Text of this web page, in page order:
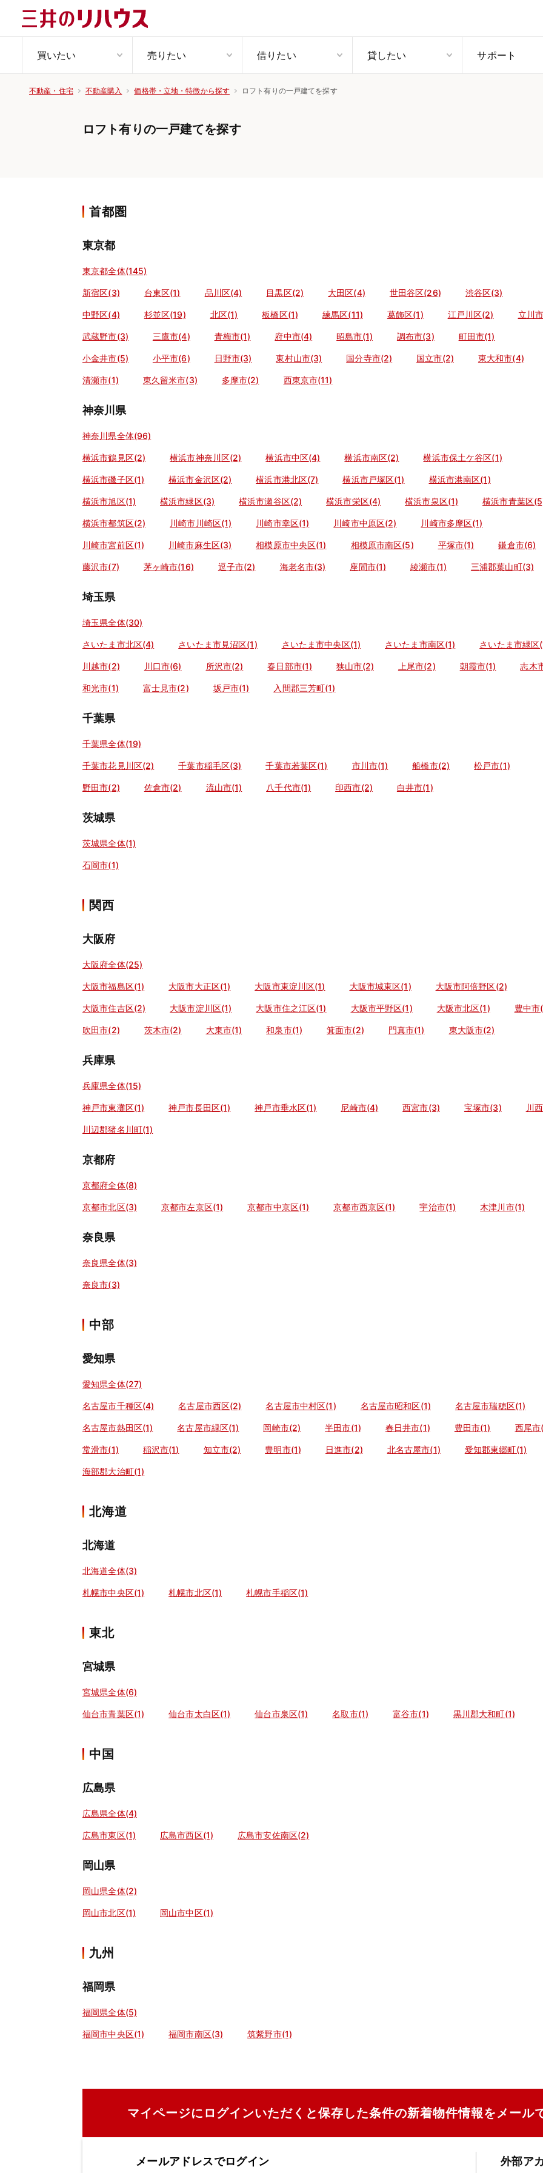
買いたい 売りたい 借りたい 貸したい サポート
不動産・住宅 不動産購入 価格帯・立地・特徴から探す ロフト有りの一戸建てを探す
ロフト有りの一戸建てを探す
首都圏
東京都
東京都全体(145)
新宿区(3) 台東区(1) 品川区(4) 目黒区(2) 大田区(4) 世田谷区(26) 渋谷区(3)
中野区(4) 杉並区(19) 北区(1) 板橋区(1) 練馬区(11) 葛飾区(1) 江戸川区(2) 立川
武蔵野市(3) 三鷹市(4) 青梅市(1) 府中市(4) 昭島市(1) 調布市(3) 町田市(1)
小金井市(5) 小平市(6) 日野市(3) 東村山市(3) 国分寺市(2) 国立市(2) 東大和市(4)
清瀬市(1) 東久留米市(3) 多摩市(2) 西東京市(11)
神奈川県
神奈川県全体(96)
横浜市鶴見区(2) 横浜市神奈川区(2) 横浜市中区(4) 横浜市南区(2) 横浜市保土ケ谷区(1)
横浜市磯子区(1) 横浜市金沢区(2) 横浜市港北区(7) 横浜市戸塚区(1) 横浜市港南区(1)
横浜市旭区(1) 横浜市緑区(3) 横浜市瀬谷区(2) 横浜市栄区(4) 横浜市泉区(1) 横浜市青葉区
横浜市都筑区(2) 川崎市川崎区(1) 川崎市幸区(1) 川崎市中原区(2) 川崎市多摩区(1)
川崎市宮前区(1) 川崎市麻生区(3) 相模原市中央区(1) 相模原市南区(5) 平塚市(1) 鎌倉市(6)
藤沢市(7) 茅ヶ崎市(16) 逗子市(2) 海老名市(3) 座間市(1) 綾瀬市(1) 三浦郡葉山町(3)
埼玉県
埼玉県全体(30)
さいたま市北区(4) さいたま市見沼区(1) さいたま市中央区(1) さいたま市南区(1) さいたま市緑区
川越市(2) 川口市(6) 所沢市(2) 春日部市(1) 狭山市(2) 上尾市(2) 朝霞市(1) 志木
和光市(1) 富士見市(2) 坂戸市(1) 入間郡三芳町(1)
千葉県
千葉県全体(19)
千葉市花見川区(2) 千葉市稲毛区(3) 千葉市若葉区(1) 市川市(1) 船橋市(2) 松戸市(1)
野田市(2) 佐倉市(2) 流山市(1) 八千代市(1) 印西市(2) 白井市(1)
茨城県
茨城県全体(1)
石岡市(1)
関西
大阪府
大阪府全体(25)
大阪市福島区(1) 大阪市大正区(1) 大阪市東淀川区(1) 大阪市城東区(1) 大阪市阿倍野区(2)
大阪市住吉区(2) 大阪市淀川区(1) 大阪市住之江区(1) 大阪市平野区(1) 大阪市北区(1) 豊中市
吹田市(2) 茨木市(2) 大東市(1) 和泉市(1) 箕面市(2) 門真市(1) 東大阪市(2)
兵庫県
兵庫県全体(15)
神戸市東灘区(1) 神戸市長田区(1) 神戸市垂水区(1) 尼崎市(4) 西宮市(3) 宝塚市(3) 川
川辺郡猪名川町(1)
京都府
京都府全体(8)
京都市北区(3) 京都市左京区(1) 京都市中京区(1) 京都市西京区(1) 宇治市(1) 木津川市(1)
奈良県
奈良県全体(3)
奈良市(3)
中部
愛知県
愛知県全体(27)
名古屋市千種区(4) 名古屋市西区(2) 名古屋市中村区(1) 名古屋市昭和区(1) 名古屋市瑞穂区(1)
名古屋市熱田区(1) 名古屋市緑区(1) 岡崎市(2) 半田市(1) 春日井市(1) 豊田市(1) 西尾市
常滑市(1) 稲沢市(1) 知立市(2) 豊明市(1) 日進市(2) 北名古屋市(1) 愛知郡東郷町(1)
海部郡大治町(1)
北海道
北海道
北海道全体(3)
札幌市中央区(1) 札幌市北区(1) 札幌市手稲区(1)
東北
宮城県
宮城県全体(6)
仙台市青葉区(1) 仙台市太白区(1) 仙台市泉区(1) 名取市(1) 富谷市(1) 黒川郡大和町(1)
中国
広島県
広島県全体(4)
広島市東区(1) 広島市西区(1) 広島市安佐南区(2)
岡山県
岡山県全体(2)
岡山市北区(1) 岡山市中区(1)
九州
福岡県
福岡県全体(5)
福岡市中央区(1) 福岡市南区(3) 筑紫野市(1)
マイページにログインいただくと保存した条件の新着物件情報をメール
メールアドレスでログイン 外部ア